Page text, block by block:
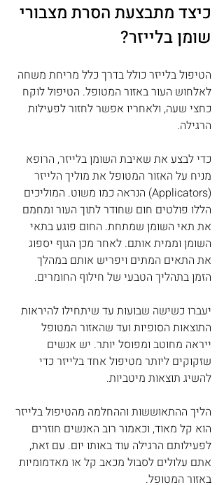
כיצד מתבצעת הסרת מצבורי
שומן בלייזר?
הטיפול בלייזר כולל בדרך כלל מריחת משחה
לאלחוש העור באזור המטופל. הטיפול לוקח
כחצי שעה, ולאחריו אפשר לחזור לפעילות
הרגילה.
כדי לבצע את שאיבת השומן בלייזר, הרופא
מניח על האזור המטופל את מוליך הלייזר
(Applicators) הנראה כמו משוט. המוליכים
הללו פולטים חום שחודר לתוך העור ומחמם
את תאי השומן שמתחת. החום פוגע בתאי
השומן וממית אותם. לאחר מכן הגוף יספוג
את התאים המתים ויפריש אותם במהלך
הזמן בתהליך הטבעי של חילוף החומרים.
יעברו כשישה שבועות עד שיתחילו להיראות
התוצאות הסופיות ועד שהאזור המטופל
ייראה מחוטב ומפוסל יותר. יש אנשים
שזקוקים ליותר מטיפול אחד בלייזר כדי
להשיג תוצאות מיטביות.
הליך ההתאוששות וההחלמה מהטיפול בלייזר
הוא קל מאוד, וכאמור רוב האנשים חוזרים
לפעילותם הרגילה עוד באותו יום. עם זאת,
אתם עלולים לסבול מכאב קל או מאדמומיות
באזור המטופל.